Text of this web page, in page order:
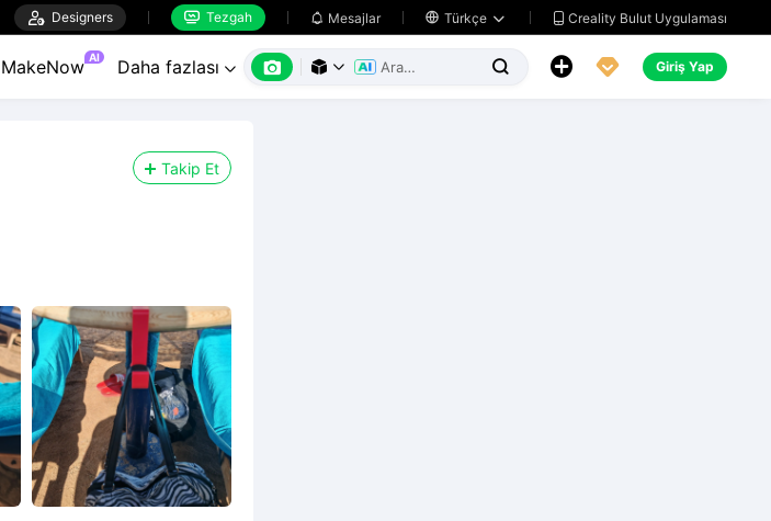
 Designers  Tezgah  Mesajlar  Türkçe   Creality Bulut Uygulaması
MakeNow AI Daha fazlası        Giriş Yap
Takip Et